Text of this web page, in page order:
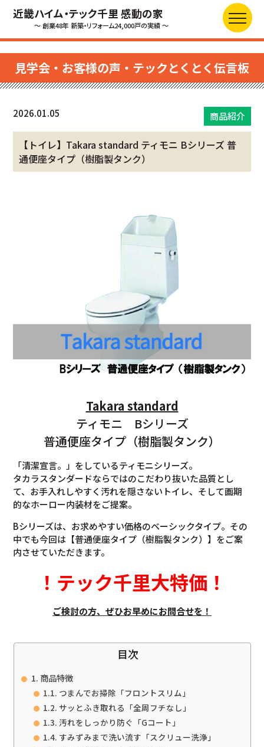
近畿ハイム・テック千里 感動の家
～ 創業48年 新築・リフォーム24,000戸の実績 ～
見学会・お客様の声・テックとくとく伝言板
2026.01.05 商品紹介
【トイレ】Takara standard ティモニ Bシリーズ 普
通便座タイプ（樹脂製タンク）
Takara standard
ティモニ Bシリーズ
普通便座タイプ（樹脂製タンク）
「清潔宣言。」をしているティモニシリーズ。
タカラスタンダードならではのこだわり抜いた品質とし
て、お手入れしやすく汚れを隠さないトイレ、そして画期
的なホーロー内装材をご提案。
Bシリーズは、お求めやすい価格のベーシックタイプ。その
中でも今回は【普通便座タイプ（樹脂製タンク）】をご案
内させていただきます。
！ テック千里大特価 ！
ご検討の方、ぜひお早めにお問合せを！
目次
商品特徴
つまんでお掃除「フロントスリム」
サッとふき取れる「全周フチなし」
汚れをしっかり防ぐ「Gコート」
すみずみまで洗い流す「スクリュー洗浄」